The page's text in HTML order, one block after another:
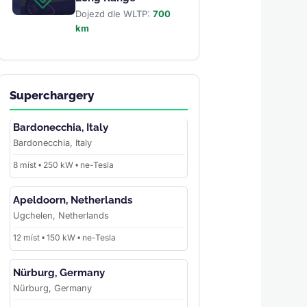
Dojezd dle WLTP: 700
km
Superchargery
Bardonecchia, Italy
Bardonecchia, Italy
8 míst • 250 kW • ne-Tesla
Apeldoorn, Netherlands
Ugchelen, Netherlands
12 míst • 150 kW • ne-Tesla
Nürburg, Germany
Nürburg, Germany